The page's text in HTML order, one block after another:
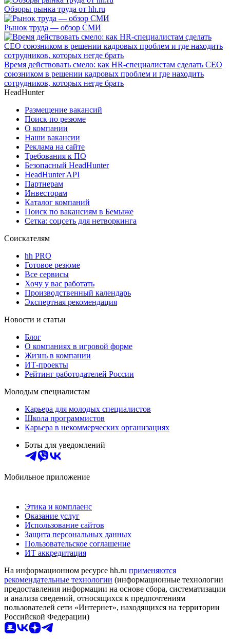
Обзоры рынка труда от hh.ru
Рынок труда — обзор СМИ
Время действовать смело: как HR-специалистам сделать CEO
союзником в решении кадровых проблем и где находить
сотрудников, которых негде брать
HeadHunter
Размещение вакансий
Поиск по резюме
О компании
Наши вакансии
Реклама на сайте
Требования к ПО
Безопасный HeadHunter
HeadHunter API
Партнерам
Инвесторам
Каталог компаний
Поиск по вакансиям в Бемыже
Сетка: соцсеть для нетворкинга
Соискателям
hh PRO
Готовое резюме
Все сервисы
Хочу у вас работать
Производственный календарь
Экспертная рекомендация
Новости и статьи
Блог
О компаниях в игровой форме
Жизнь в компании
ИТ-проекты
Рейтинг работодателей России
Молодым специалистам
Карьера для молодых специалистов
Школа программистов
Карьера в некоммерческих организациях
Боты для уведомлений
Мобильное приложение
Этика и комплаенс
Оказание услуг
Использование сайтов
Защита персональных данных
Пользовательское соглашение
ИТ аккредитация
На информационном ресурсе hh.ru применяются
рекомендательные технологии (информационные технологии
предоставления информации на основе сбора, систематизации
и анализа сведений, относящихся к предпочтениям
пользователей сети «Интернет», находящихся на территории
Российской Федерации)